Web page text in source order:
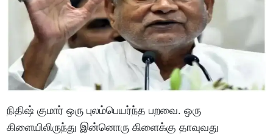
நிதிஷ் குமார் ஒரு புலம்பெயர்ந்த பறவை. ஒரு
கிளையிலிருந்து இன்னொரு கிளைக்கு தாவுவது